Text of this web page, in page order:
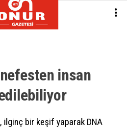
insan
edilebiliyor
ilginç bir keşif yaparak DNA